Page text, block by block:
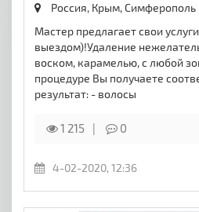
Россия, Крым,Симферополь
Мастер предлагает свои
выездом)!Удаление
воском, карамелью, с любой
процедуре Вы получаете
результат: - волосы
1 215 0
4-02-2020, 12:36